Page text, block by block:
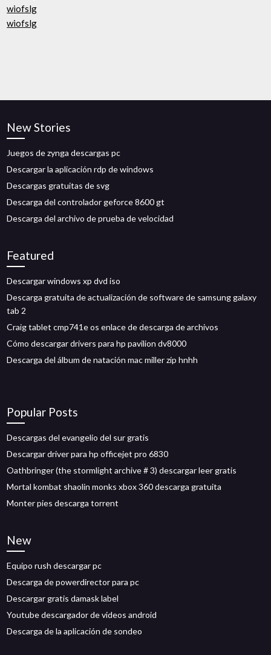
wiofslg
wiofslg
New Stories
Juegos de zynga descargas pc
Descargar la aplicación rdp de windows
Descargas gratuitas de svg
Descarga del controlador geforce 8600 gt
Descarga del archivo de prueba de velocidad
Featured
Descargar windows xp dvd iso
Descarga gratuita de actualización de software de samsung galaxy
tab 2
Craig tablet cmp741e os enlace de descarga de archivos
Cómo descargar drivers para hp pavilion dv8000
Descarga del álbum de natación mac miller zip hnhh
Popular Posts
Descargas del evangelio del sur gratis
Descargar driver para hp officejet pro 6830
Oathbringer (the stormlight archive # 3) descargar leer gratis
Mortal kombat shaolin monks xbox 360 descarga gratuita
Monter pies descarga torrent
New
Equipo rush descargar pc
Descarga de powerdirector para pc
Descargar gratis damask label
Youtube descargador de videos android
Descarga de la aplicación de sondeo